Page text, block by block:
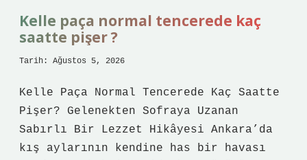
Kelle paça normal tencerede kaç
saatte pişer ?
Tarih: Ağustos 5, 2026
Kelle Paça Normal Tencerede Kaç Saatte
Pişer? Gelenekten Sofraya Uzanan
Sabırlı Bir Lezzet Hikâyesi Ankara’da
kış aylarının kendine has bir havası